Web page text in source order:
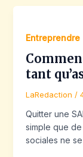
Entreprendre
tant
LaRedaction /
Quitter une
simple que de
sociales ne se